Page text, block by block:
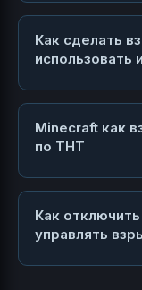
Как сделать
использовать
Minecraft как
по ТНТ
Как
управлять